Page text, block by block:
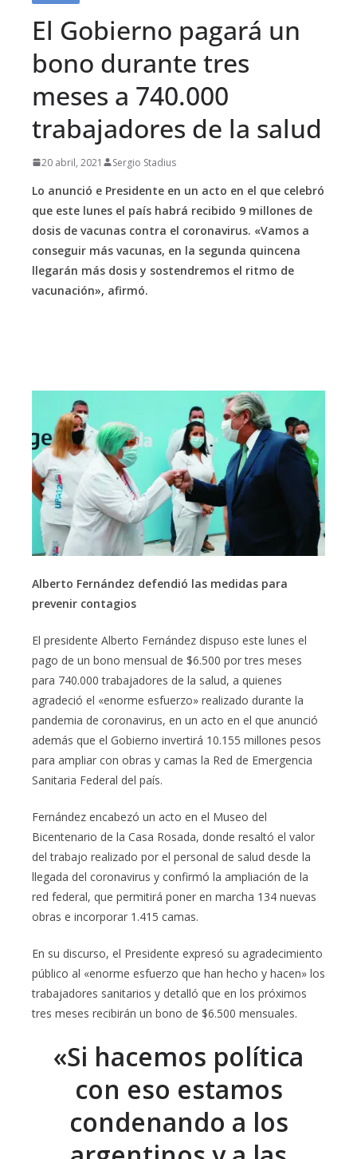
El Gobierno pagará un
bono durante tres
meses a 740.000
trabajadores de la salud
20 abril, 2021 Sergio Stadius
Lo anunció e Presidente en un acto en el que celebró
que este lunes el país habrá recibido 9 millones de
dosis de vacunas contra el coronavirus. «Vamos a
conseguir más vacunas, en la segunda quincena
llegarán más dosis y sostendremos el ritmo de
vacunación», afirmó.
Alberto Fernández defendió las medidas para
prevenir contagios
El presidente Alberto Fernández dispuso este lunes el
pago de un bono mensual de $6.500 por tres meses
para 740.000 trabajadores de la salud, a quienes
agradeció el «enorme esfuerzo» realizado durante la
pandemia de coronavirus, en un acto en el que anunció
además que el Gobierno invertirá 10.155 millones pesos
para ampliar con obras y camas la Red de Emergencia
Sanitaria Federal del país.
Fernández encabezó un acto en el Museo del
Bicentenario de la Casa Rosada, donde resaltó el valor
del trabajo realizado por el personal de salud desde la
llegada del coronavirus y confirmó la ampliación de la
red federal, que permitirá poner en marcha 134 nuevas
obras e incorporar 1.415 camas.
En su discurso, el Presidente expresó su agradecimiento
público al «enorme esfuerzo que han hecho y hacen» los
trabajadores sanitarios y detalló que en los próximos
tres meses recibirán un bono de $6.500 mensuales.
«Si hacemos política
con eso estamos
condenando a los